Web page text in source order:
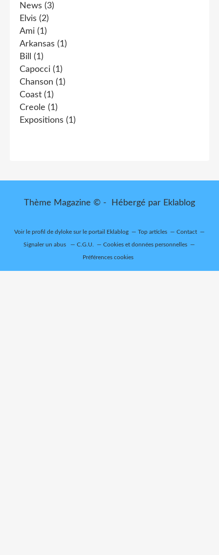
News (3)
Elvis (2)
Ami (1)
Arkansas (1)
Bill
(1)
Capocci (1)
Chanson (1)
Coast (1)
Creole (1)
Expositions (1)
Thème Magazine © - Hébergé par Eklablog
Voir le profil de dyloke sur le portail Eklablog Top articles Contact
Signaler un abus C.G.U. Cookies et données personnelles
Préférences cookies